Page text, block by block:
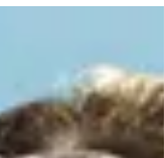
為も子どもの成長にはつながらないそうで